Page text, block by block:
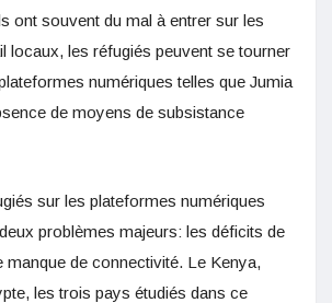
ont souvent du mal à entrer sur les
locaux, les réfugiés peuvent se tourner
numériques telles que Jumia
de moyens de subsistance
sur les plateformes numériques
problèmes majeurs: les déficits de
manque de connectivité. Le Kenya,
les trois pays étudiés dans ce